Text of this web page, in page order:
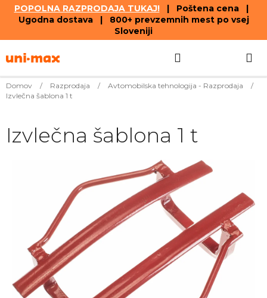
POPOLNA RAZPRODAJA TUKAJ!| Poštena cena |
Ugodna dostava | 800+ prevzemnih mest po vsej
Sloveniji
to
Domov / Razprodaja / Avtomobilska tehnologija - Razprodaja
/
Izvlečna šablona 1 t
Izvlečna šablona 1 t